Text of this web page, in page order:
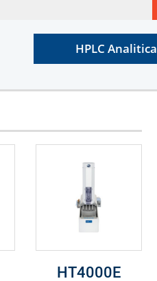
HPLC Analitica
HT4000E